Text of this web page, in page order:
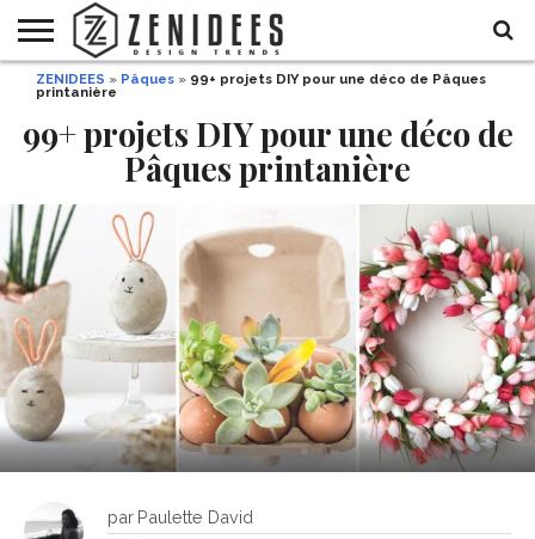
HOME
FÊTE
BEAUTÉ
ZENIDEES » Pâques » 99+ projets DIY pour une déco de Pâques
printanière
99+ projets DIY pour une déco de
Pâques printanière
par Paulette David